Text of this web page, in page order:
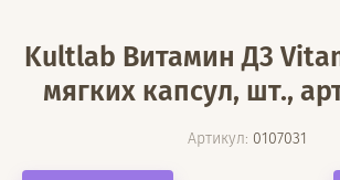
Kultlab Витамин Д3
мягких капсул, шт.,
Артикул: 0107031